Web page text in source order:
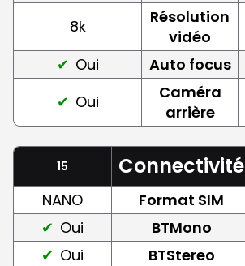
8k
Résolution
vidéo
Oui
Auto focus
Oui
Caméra
arrière
15 Connectivité
NANO Format SIM
Oui
BTMono
Oui
BTStereo